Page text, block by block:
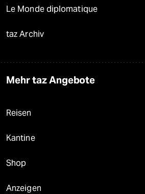
Le Monde diplomatique
taz Archiv
Mehr taz Angebote
Reisen
Kantine
Shop
Anzeigen